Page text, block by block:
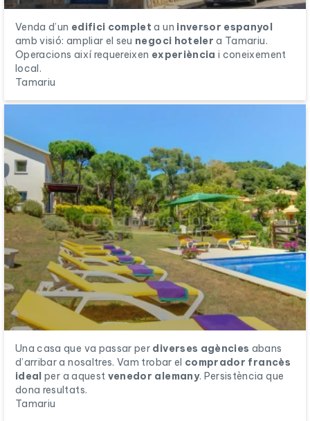
Venda d’un edifici complet a un inversor espanyol
amb visió: ampliar el seu negoci hoteler a Tamariu.
Operacions així requereixen experiència i coneixement
local.
Tamariu
Una casa que va passar per diverses agències abans
d’arribar a nosaltres. Vam trobar el comprador francès
ideal per a aquest venedor alemany. Persistència que
dona resultats.
Tamariu